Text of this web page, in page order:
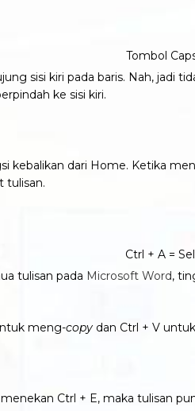
sisi kiri pada baris. Nah, jadi
ke sisi kiri.
kebalikan dari Home. Ketika
tulisan.
tulisan pada Microsoft Word,
meng-copy dan Ctrl + V
Ctrl + E, maka tulisan